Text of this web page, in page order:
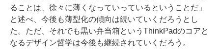
ることは、徐々に薄くなっていっているということだ」
と述べ、今後も薄型化の傾向は続いていくだろうとし
た。ただ、それでも黒い弁当箱というThinkPadのコアと
なるデザイン哲学は今後も継続されていくだろう。